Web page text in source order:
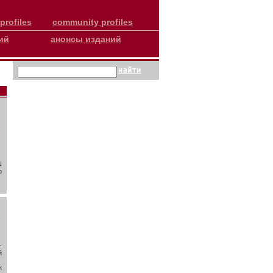
community profiles
анонсы изданий